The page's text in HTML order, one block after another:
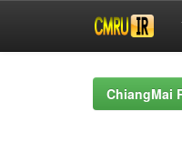
ChiangMai